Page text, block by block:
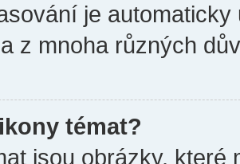
je
z mnoha různých
témat?
jsou obrázky,